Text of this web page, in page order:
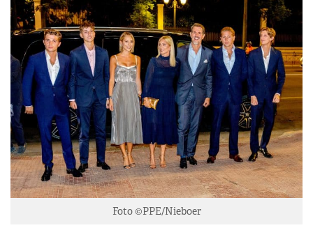
Foto ©PPE/Nieboer